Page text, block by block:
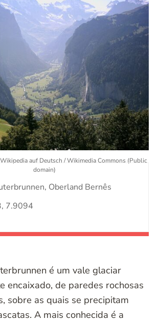
auf Deutsch / Wikimedia Commons (Public
domain)
Oberland Bernês
7.9094
é um vale glaciar
encaixado, de paredes rochosas
sobre as quais se precipitam
A mais conhecida é a